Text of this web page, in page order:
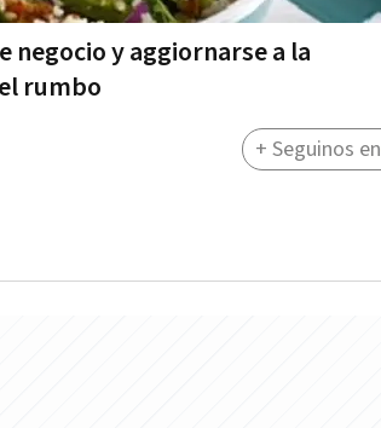
negocio y aggiornarse a la
rumbo
+ Seguinos en